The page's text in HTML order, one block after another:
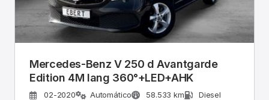
Mercedes-Benz V 250 d Avantgarde
Edition 4M lang 360°+LED+AHK
02-2020 Automático 58.533 km
Diesel